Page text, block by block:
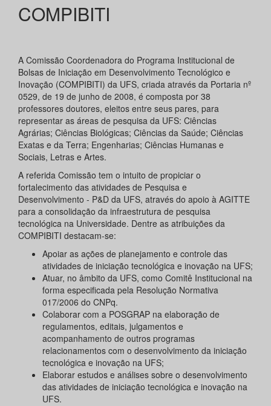
COMPIBITI
A Comissão Coordenadora do Programa Institucional de
Bolsas de Iniciação em Desenvolvimento Tecnológico e
Inovação (COMPIBITI) da UFS, criada através da Portaria nº
0529, de 19 de junho de 2008, é composta por 38
professores doutores, eleitos entre seus pares, para
representar as áreas de pesquisa da UFS: Ciências
Agrárias; Ciências Biológicas; Ciências da Saúde; Ciências
Exatas e da Terra; Engenharias; Ciências Humanas e
Sociais, Letras e Artes.
A referida Comissão tem o intuito de propiciar o
fortalecimento das atividades de Pesquisa e
Desenvolvimento - P&D da UFS, através do apoio à AGITTE
para a consolidação da infraestrutura de pesquisa
tecnológica na Universidade. Dentre as atribuições da
COMPIBITI destacam-se:
Apoiar as ações de planejamento e controle das
atividades de iniciação tecnológica e inovação na UFS;
Atuar, no âmbito da UFS, como Comitê Institucional na
forma especificada pela Resolução Normativa
017/2006 do CNPq.
Colaborar com a POSGRAP na elaboração de
regulamentos, editais, julgamentos e
acompanhamento de outros programas
relacionamentos com o desenvolvimento da iniciação
tecnológica e inovação na UFS;
Elaborar estudos e análises sobre o desenvolvimento
das atividades de iniciação tecnológica e inovação na
UFS.